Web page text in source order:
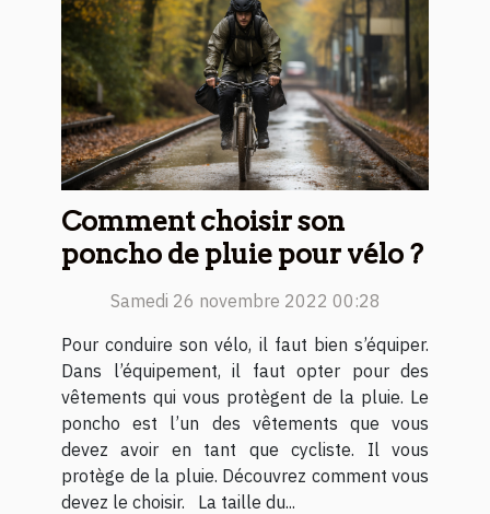
Comment choisir son
poncho de pluie pour vélo ?
Samedi 26 novembre 2022 00:28
Pour conduire son vélo, il faut bien s’équiper.
Dans l’équipement, il faut opter pour des
vêtements qui vous protègent de la pluie. Le
poncho est l’un des vêtements que vous
devez avoir en tant que cycliste. Il vous
protège de la pluie. Découvrez comment vous
devez le choisir. La taille du...